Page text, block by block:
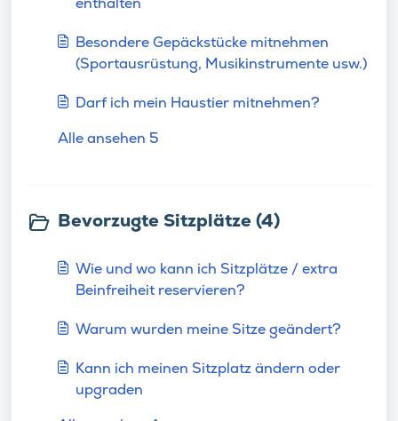
Besondere Gepäckstücke mitnehmen
(Sportausrüstung, Musikinstrumente usw.)
Darf ich mein Haustier mitnehmen?
Alle ansehen 5
Bevorzugte Sitzplätze (4)
Wie und wo kann ich Sitzplätze / extra
Beinfreiheit reservieren?
Warum wurden meine Sitze geändert?
Kann ich meinen Sitzplatz ändern oder
upgraden